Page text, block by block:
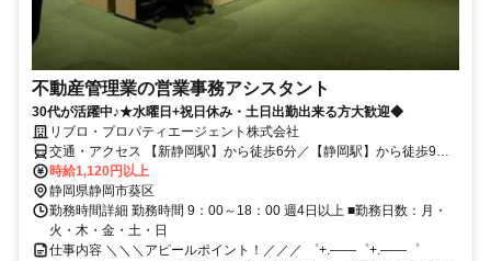
不動産管理業の営業事務アシスタント
30代が活躍中♪★水曜日+祝日休み・土日出勤出来る方大歓迎◆
リブロ・プロパティエージェント株式会社
交通・アクセス 【新静岡駅】から徒歩6分／【静岡駅】から徒歩9分
／【日吉町駅】から徒歩12分 ※車通勤不可
時給1,120円以上
静岡県静岡市葵区
勤務時間詳細 勤務時間 9：00～18：00 週4日以上 ■勤務日数：月・
火・木・金・土・日
仕事内容 ＼＼＼アピールポイント！／／／ ゜+.――゜+.――゜